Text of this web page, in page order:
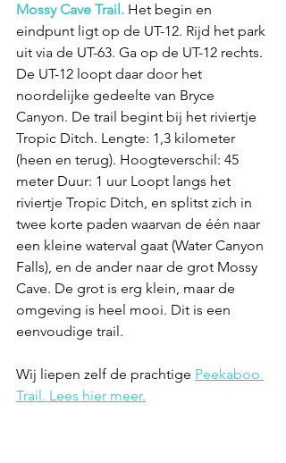
Mossy Cave Trail. Het begin en
eindpunt ligt op de UT-12. Rijd het park
uit via de UT-63. Ga op de UT-12 rechts.
De UT-12 loopt daar door het
noordelijke gedeelte van Bryce
Canyon. De trail begint bij het riviertje
Tropic Ditch. Lengte: 1,3 kilometer
(heen en terug). Hoogteverschil: 45
meter Duur: 1 uur Loopt langs het
riviertje Tropic Ditch, en splitst zich in
twee korte paden waarvan de één naar
een kleine waterval gaat (Water Canyon
Falls), en de ander naar de grot Mossy
Cave. De grot is erg klein, maar de
omgeving is heel mooi. Dit is een
eenvoudige trail.
Wij liepen zelf de prachtige Peekaboo
Trail. Lees hier meer.